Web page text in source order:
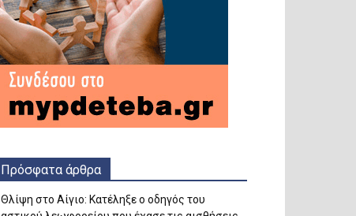
Πρόσφατα άρθρα
Θλίψη στο Αίγιο: Κατέληξε ο οδηγός του